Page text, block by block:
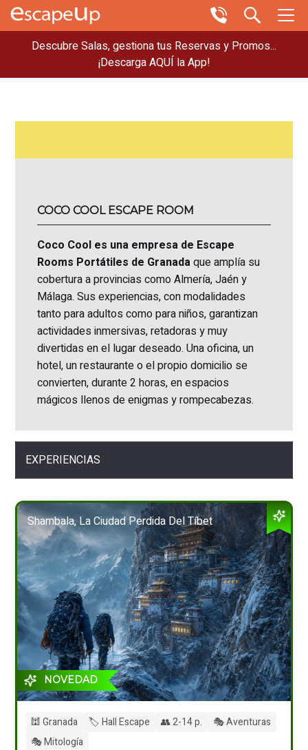
Descubre Salas, gestiona tus Reservas y Promos...
¡Descarga AQUÍ la App!
COCO COOL ESCAPE ROOM
Coco Cool es una empresa de Escape
Rooms Portátiles de Granadaque amplía su
cobertura a provincias como Almería, Jaén y
Málaga. Sus experiencias, con modalidades
tanto para adultos como para niños, garantizan
actividades inmersivas, retadoras y muy
divertidas en el lugar deseado. Una oficina, un
hotel, un restaurante o el propio domicilio se
convierten, durante 2 horas, en espacios
mágicos llenos de enigmas y rompecabezas.
EXPERIENCIAS
Shambala, La Ciudad Perdida Del Tíbet
NOVEDAD
🕍 Granada 🏷️ Hall Escape 👥 2-14 p.
🎭 Aventuras
🎭 Mitología